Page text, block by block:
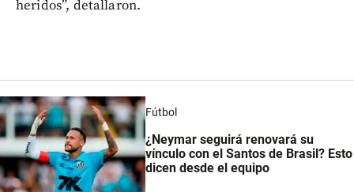
heridos”, detallaron.
Fútbol
¿Neymar seguirá renovará su
vínculo con el Santos de Brasil? Esto
dicen desde el equipo